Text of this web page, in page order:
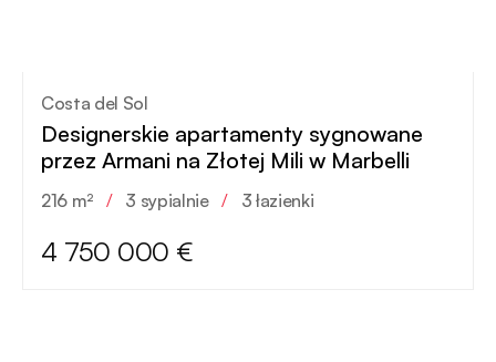
Costa del Sol
Designerskie apartamenty sygnowane
przez Armani na Złotej Mili w Marbelli
216 m² / 3 sypialnie / 3 łazienki
4 750 000 €